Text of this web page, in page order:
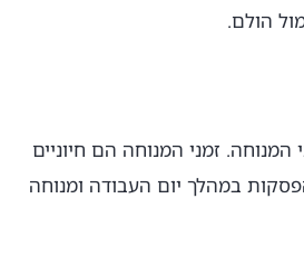
הולם.
זמני המנוחה הם חיוניים
במהלך יום העבודה ומנוחה